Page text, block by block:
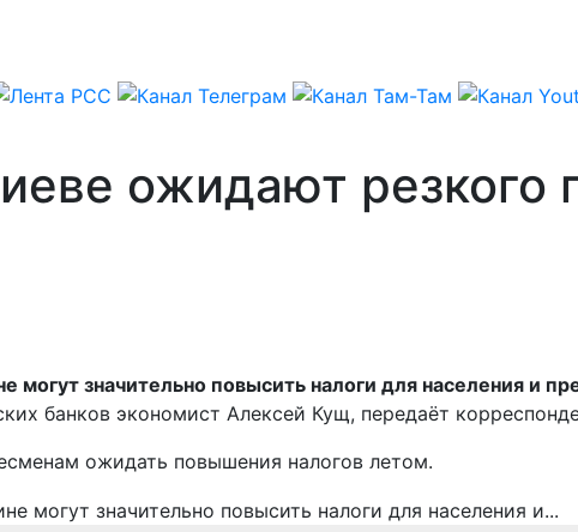
ожидают резкого
значительно повысить налоги для населения и
банков экономист Алексей Кущ, передаёт
ожидать повышения налогов летом.